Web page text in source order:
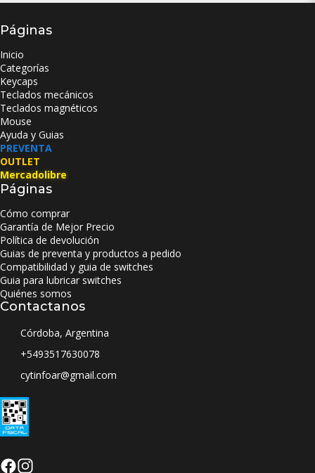
Páginas
Inicio
Categorías
Keycaps
Teclados mecánicos
Teclados magnéticos
Mouse
Ayuda y Guias
PREVENTA
OUTLET
Mercadolibre
Páginas
Cómo comprar
Garantía de Mejor Precio
Política de devolución
Guias de preventa y productos a pedido
Compatibilidad y guia de switches
Guia para lubricar switches
Quiénes somos
Contactanos
Córdoba, Argentina
+5493517630078
cytinfoar@gmail.com